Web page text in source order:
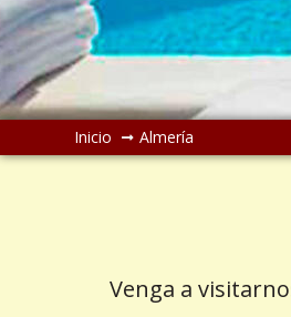
Inicio Almería
Venga a